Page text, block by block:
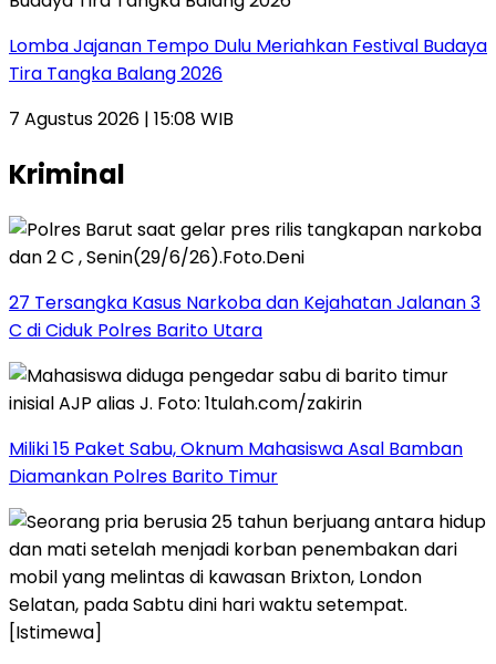
Lomba Jajanan Tempo Dulu Meriahkan Festival Budaya
Tira Tangka Balang 2026
7 Agustus 2026 | 15:08 WIB
Kriminal
27 Tersangka Kasus Narkoba dan Kejahatan Jalanan 3
C di Ciduk Polres Barito Utara
Miliki 15 Paket Sabu, Oknum Mahasiswa Asal Bamban
Diamankan Polres Barito Timur